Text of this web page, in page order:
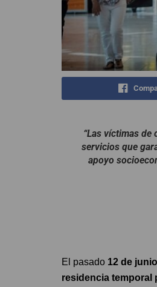
“Las víctimas
servicios que
apoyo
El pasado 12 de junio
residencia temporal